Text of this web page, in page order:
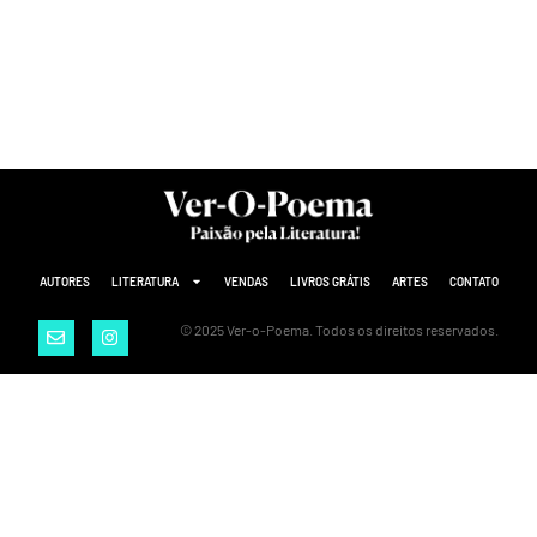
AUTORES LITERATURA VENDAS LIVROS GRÁTIS ARTES CONTATO
© 2025 Ver-o-Poema. Todos os direitos reservados.